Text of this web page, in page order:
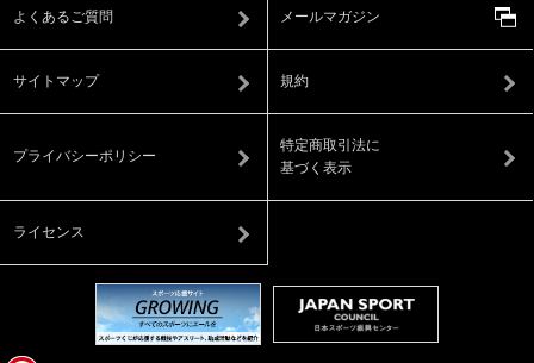
よくあるご質問 メールマガジン
サイトマップ 規約
プライバシーポリシー
特定商取引法に
基づく表示
ライセンス